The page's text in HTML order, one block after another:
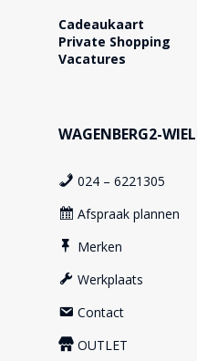
Cadeaukaart
Private Shopping
Vacatures
WAGENBERG2-
024 – 6221305
Afspraak plannen
Merken
Werkplaats
Contact
OUTLET